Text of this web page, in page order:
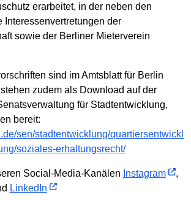
erarbeitet, in der neben den
Interessenvertretungen der
sowie der Berliner Mieterverein
sind im Amtsblatt für Berlin
zudem als Download auf der
für Stadtentwicklung,
bereit:
sen/stadtentwicklung/quartiersentwickl
soziales-erhaltungsrecht/
Social-Media-Kanälen Instagram
,
LinkedIn